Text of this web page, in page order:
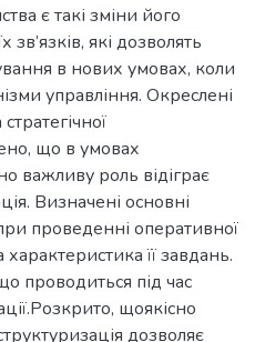
є такі зміни його
які дозволять
в нових умовах, коли
управління. Окреслені
що в умовах
важливу роль відіграє
Визначені основні
проведенні оперативної
її завдань.
проводиться під час
щоякісно
дозволяє